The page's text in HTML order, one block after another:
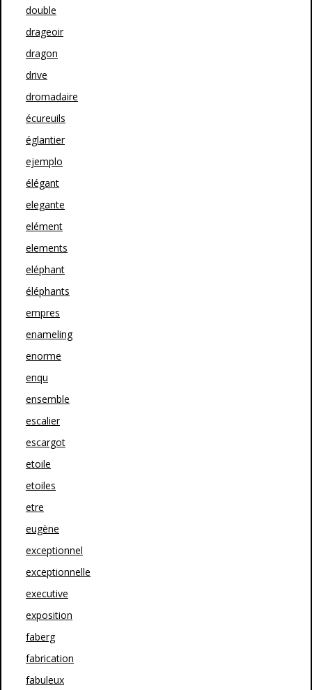
double
drageoir
dragon
drive
dromadaire
écureuils
églantier
ejemplo
élégant
elegante
elément
elements
eléphant
éléphants
empres
enameling
enorme
enqu
ensemble
escalier
escargot
etoile
etoiles
etre
eugène
exceptionnel
exceptionnelle
executive
exposition
faberg
fabrication
fabuleux